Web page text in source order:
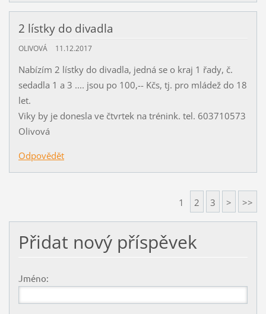
2 lístky do divadla
OLIVOVÁ 11.12.2017
Nabízím 2 lístky do divadla, jedná se o kraj 1 řady, č.
sedadla 1 a 3 .... jsou po 100,-- Kčs, tj. pro mládež do 18
let.
Viky by je donesla ve čtvrtek na trénink. tel. 603710573
Olivová
Odpovědět
1 2 3 > >>
Přidat nový příspěvek
Jméno: